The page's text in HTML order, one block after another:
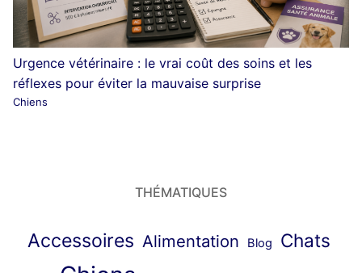
Urgence vétérinaire : le vrai coût des soins et les
réflexes pour éviter la mauvaise surprise
Chiens
THÉMATIQUES
Accessoires Alimentation Blog Chats